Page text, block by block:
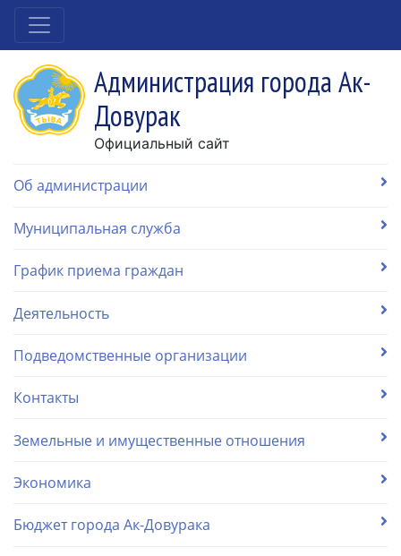
Администрация города Ак-
Довурак
Официальный сайт
Об администрации
Муниципальная служба
График приема граждан
Деятельность
Подведомственные организации
Контакты
Земельные и имущественные отношения
Экономика
Бюджет города Ак-Довурака